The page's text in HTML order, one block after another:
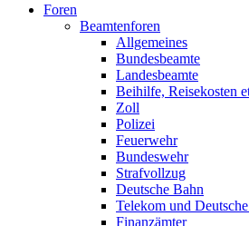
Foren
Beamtenforen
Allgemeines
Bundesbeamte
Landesbeamte
Beihilfe, Reisekosten
Zoll
Polizei
Feuerwehr
Bundeswehr
Strafvollzug
Deutsche Bahn
Telekom und
Finanzämter